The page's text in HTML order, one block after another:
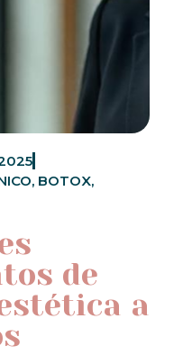
, BOTOX,
de
a